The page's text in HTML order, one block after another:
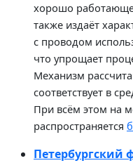
хорошо
также издаёт
с проводом
что упрощает
Механизм
соответствует в
При всём этом на
распространяется
Петербургский